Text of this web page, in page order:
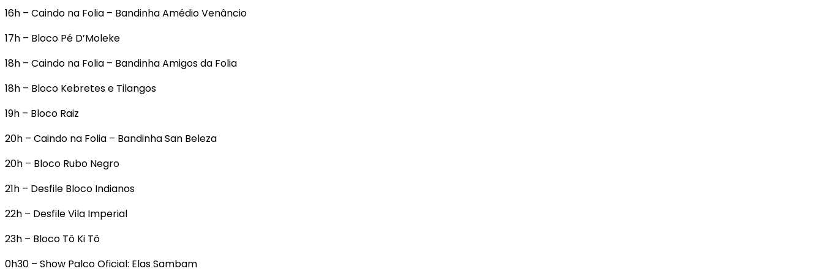
16h – Caindo na Folia – Bandinha Amédio Venâncio
17h – Bloco Pé D’Moleke
18h – Caindo na Folia – Bandinha Amigos da Folia
18h – Bloco Kebretes e Tilangos
19h – Bloco Raiz
20h – Caindo na Folia – Bandinha San Beleza
20h – Bloco Rubo Negro
21h – Desfile Bloco Indianos
22h – Desfile Vila Imperial
23h – Bloco Tô Ki Tô
0h30 – Show Palco Oficial: Elas Sambam